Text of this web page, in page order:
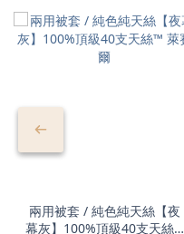
兩用被套 / 純色純天絲【夜
幕灰】100%頂級40支天絲™